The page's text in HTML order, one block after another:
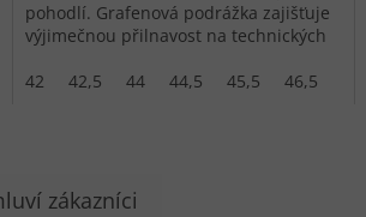
pohodlí. Grafenová podrážka zajišťuje
výjimečnou přilnavost na technických
42
42,5 44 44,5 45,5 46,5